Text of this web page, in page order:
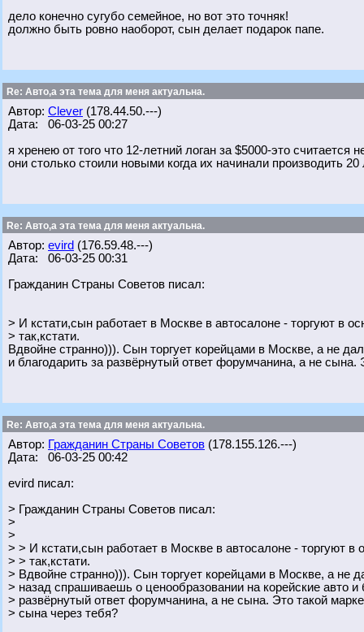
дело конечно сугубо семейное, но вот это точняк!
должно быть ровно наоборот, сын делает подарок папе.
Re: Авто,а эта тема для меня актуальна.
Автор: Clever (178.44.50.---)
Дата: 06-03-25 00:27
я хренею от того что 12-летний логан за $5000-это считается
они столько стоили новыми когда их начинали производить 20
Re: Авто,а эта тема для меня актуальна.
Автор: evird (176.59.48.---)
Дата: 06-03-25 00:31
Гражданин Страны Советов писал:
> И кстати,сын работает в Москве в автосалоне - торгуют в
> так,кстати.
Вдвойне странно))). Сын торгует корейцами в Москве, а не
и благодарить за развёрнутый ответ форумчанина, а не
Re: Авто,а эта тема для меня актуальна.
Автор: Гражданин Страны Советов (178.155.126.---)
Дата: 06-03-25 00:42
evird писал:
> Гражданин Страны Советов писал:
>
>
> > И кстати,сын работает в Москве в автосалоне - торгуют в
> > так,кстати.
> Вдвойне странно))). Сын торгует корейцами в Москве, а не
> назад спрашиваешь о ценообразовании на корейские авто и
> развёрнутый ответ форумчанина, а не сына. Это такой
> сына через тебя?